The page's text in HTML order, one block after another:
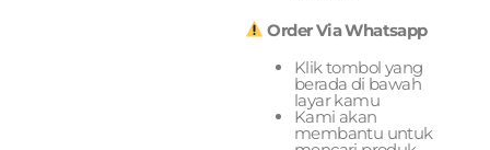
Order Via Whatsapp
Klik tombol yang
berada di bawah
layar kamu
Kami akan
membantu untuk